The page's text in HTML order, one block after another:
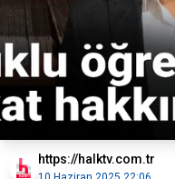
https://halktv.com.tr